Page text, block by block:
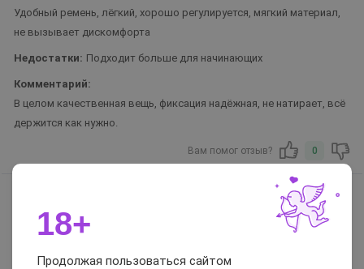
Удобный ремень, лёгкий, хорошо регулируется, мягкий материал,
не вызывает дискомфорта
Недостатки: Подходит больше для начинающих
Комментарий:
В целом качественная вещь, фиксация надёжная, не натирает, всё
держится как нужно.
Вам помог отзыв? 0
18+
Продолжая пользоваться сайтом